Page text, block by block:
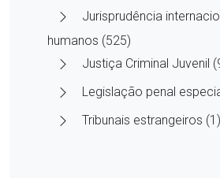
Jurisprudência
humanos (525)
Justiça Criminal Juvenil
Legislação penal
Tribunais estrangeiros (1)